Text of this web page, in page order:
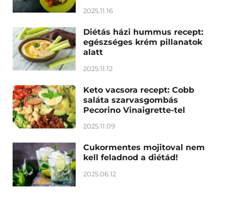
2025.11.16
Diétás házi hummus recept:
egészséges krém pillanatok
alatt
2025.11.12
Keto vacsora recept: Cobb
saláta szarvasgombás
Pecorino Vinaigrette-tel
2025.11.09
Cukormentes mojitoval nem
kell feladnod a diétád!
2025.06.12